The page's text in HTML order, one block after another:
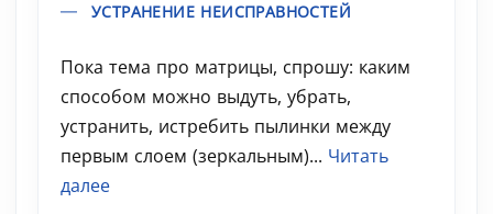
УСТРАНЕНИЕ НЕИСПРАВНОСТЕЙ
Пока тема про матрицы, спрошу: каким
способом можно выдуть, убрать,
устранить, истребить пылинки между
первым слоем (зеркальным)... Читать
далее